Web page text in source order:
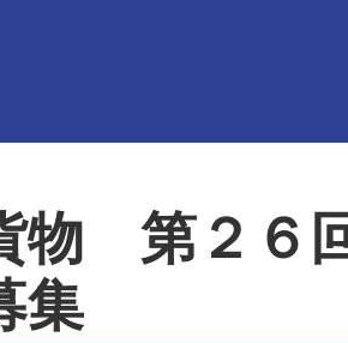
物 第２６
集